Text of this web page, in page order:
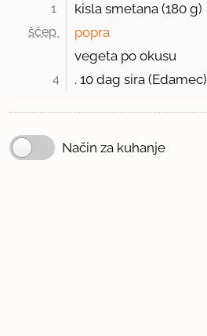
1 kisla smetana (180 g)
ščep
popra
vegeta po okusu
4 . 10 dag sira (Edamec)
Način za kuhanje